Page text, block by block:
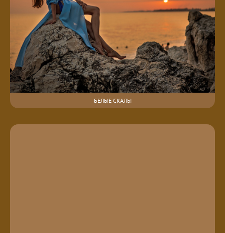
БЕЛЫЕ СКАЛЫ